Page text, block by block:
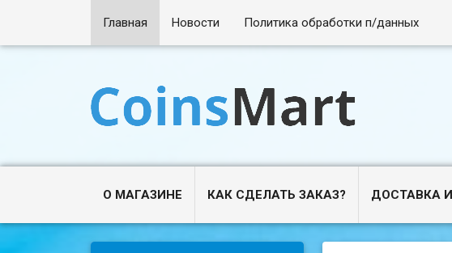
Главная Новости Политика обработки п/данных
О МАГАЗИНЕ КАК СДЕЛАТЬ ЗАКАЗ? ДОСТАВКА